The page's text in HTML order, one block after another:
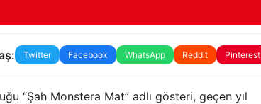
Twitter Facebook WhatsApp Reddit Pinterest
“Şah Monstera Mat” adlı gösteri, geçen yıl